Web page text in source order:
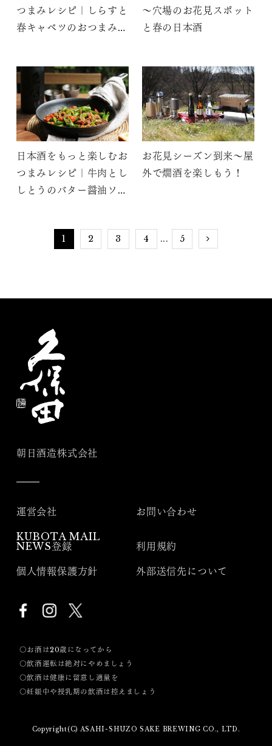
つまみレシピ｜しらすと
春キャベツのおつまみパ
～穴場のお花見スポット
と春の日本酒
日本酒をもっと楽しむお
つまみレシピ｜牛肉とし
しとうのバター醤油ソテ
お花見シーズン到来～屋
外で燗酒を楽しもう！
1 2 3 4 ... 5
朝日酒造株式会社
運営会社 お問い合わせ
KUBOTA MAIL
NEWS登録
利用規約
個人情報保護方針 外部送信先について
〇お酒は20歳になってから
〇飲酒運転は絶対にやめましょう
〇飲酒は健康に留意し適量を
〇妊娠中や授乳期の飲酒は控えましょう
Copyright(C) ASAHI-SHUZO SAKE BREWING CO., LTD.